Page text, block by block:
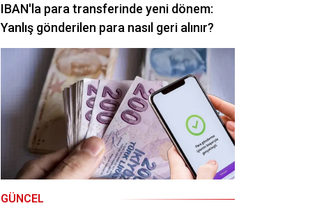
IBAN'la para transferinde yeni dönem:
Yanlış gönderilen para nasıl geri alınır?
GÜNCEL